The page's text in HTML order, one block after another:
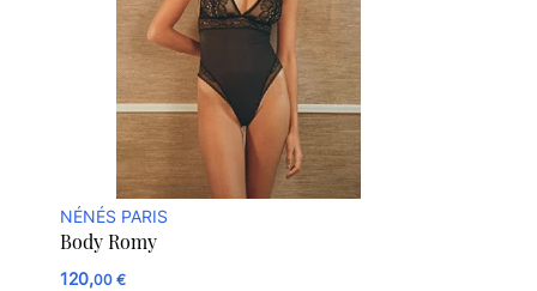
NÉNÉS PARIS
Body Romy
120,00 €